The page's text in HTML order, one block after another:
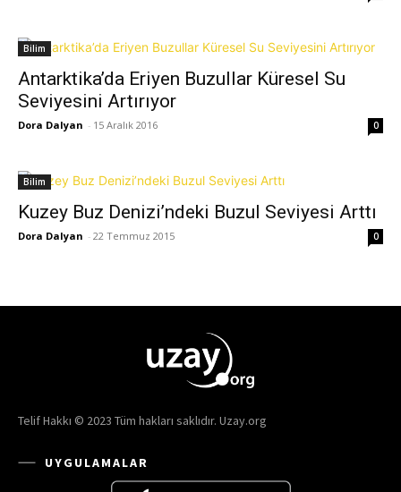
Bilim
Antarktika’da Eriyen Buzullar Küresel Su
Seviyesini Artırıyor
Dora Dalyan - 15 Aralık 2016 0
Bilim
Kuzey Buz Denizi’ndeki Buzul Seviyesi Arttı
Dora Dalyan - 22 Temmuz 2015 0
Telif Hakkı © 2023 Tüm hakları saklıdır. Uzay.org
UYGULAMALAR